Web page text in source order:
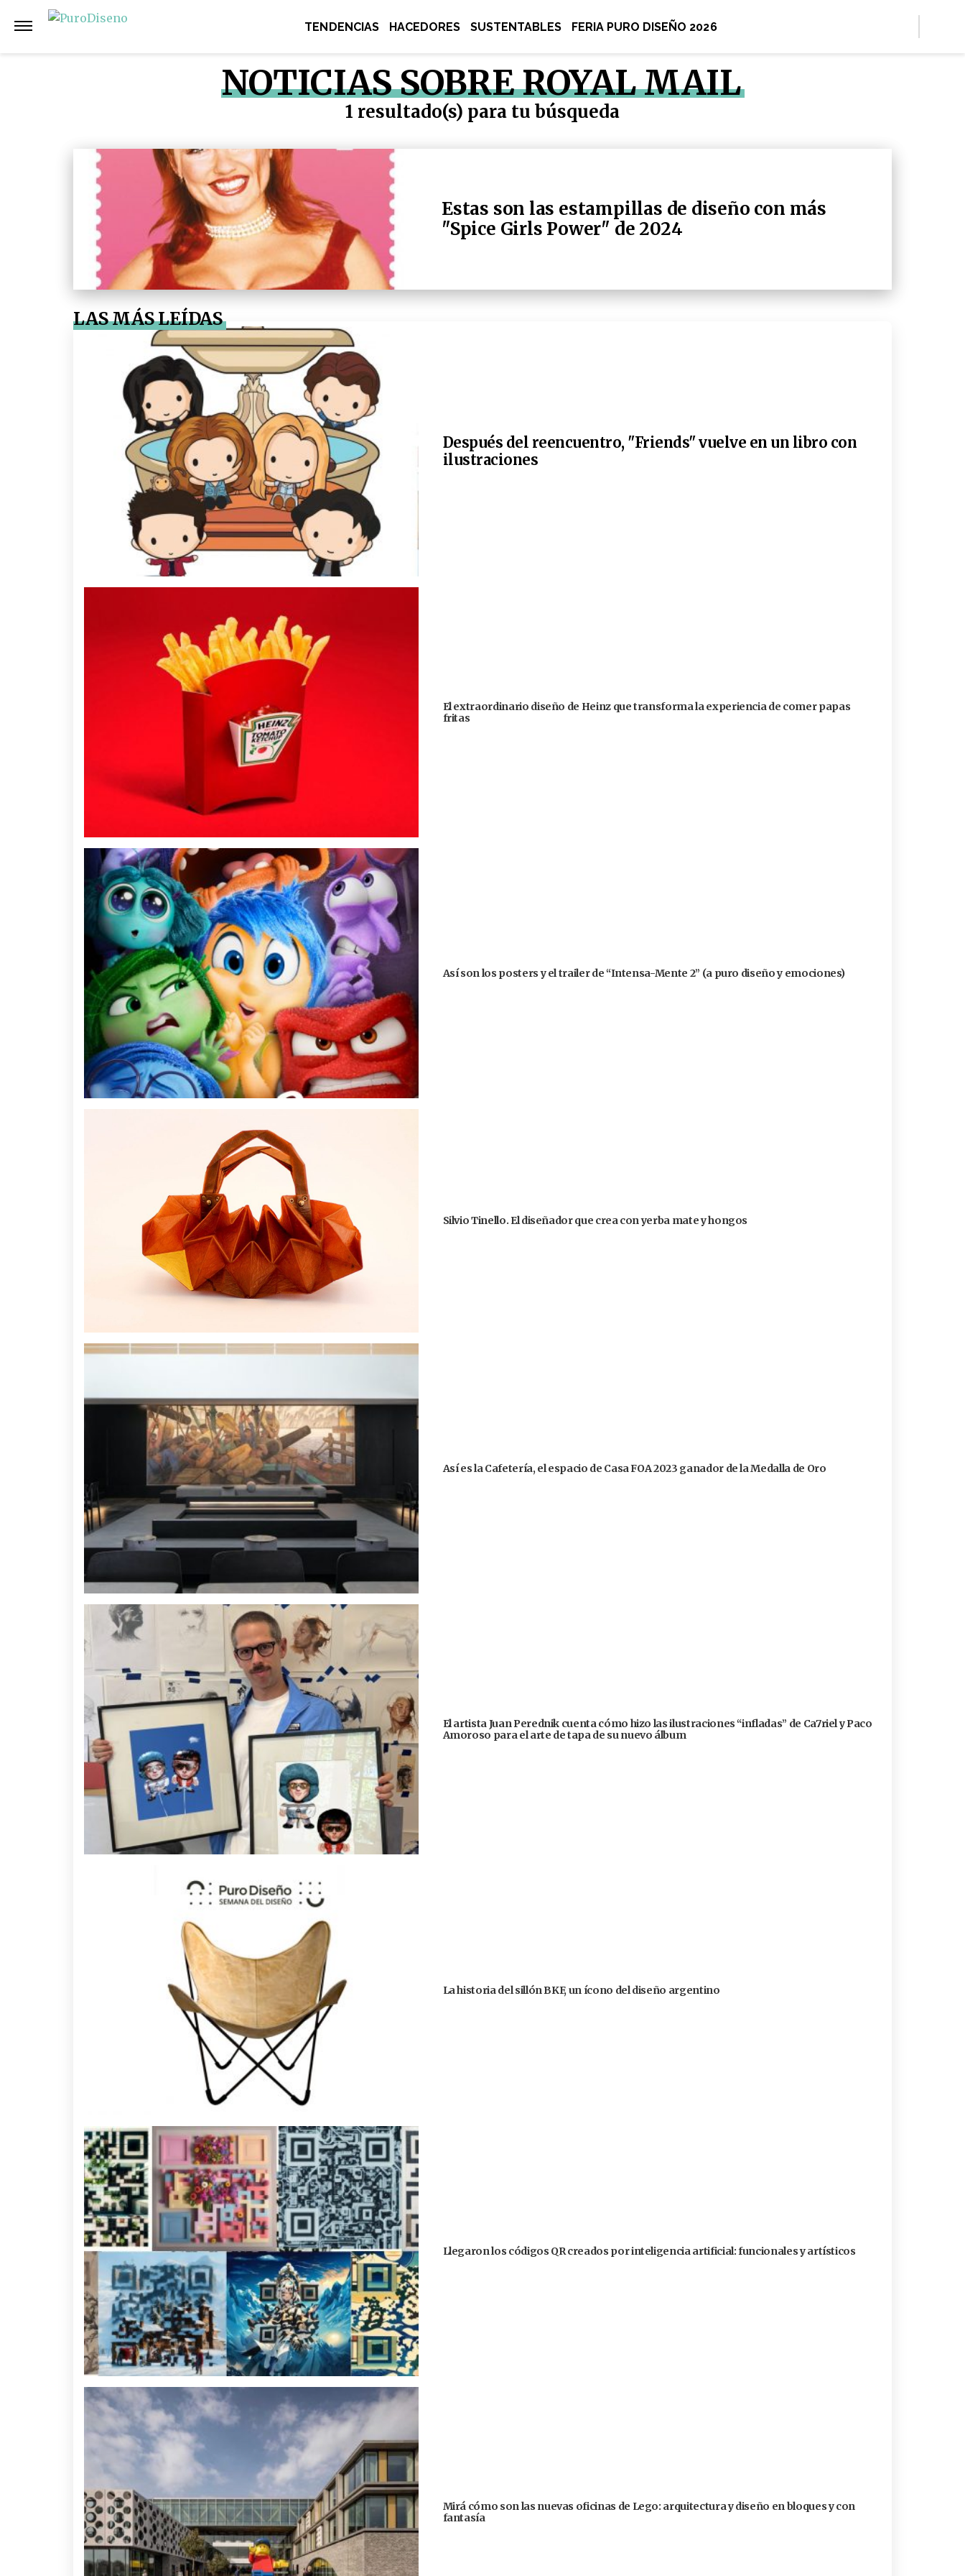
TENDENCIAS HACEDORES SUSTENTABLES FERIA PURO DISEÑO 2026
NOTICIAS SOBRE ROYAL MAIL
1 resultado(s) para tu búsqueda
Estas son las estampillas de diseño con más
"Spice Girls Power" de 2024
LAS MÁS LEÍDAS
Después del reencuentro, "Friends" vuelve en un libro con
ilustraciones
El extraordinario diseño de Heinz que transforma la experiencia de comer papas
fritas
Así son los posters y el trailer de “Intensa-Mente 2” (a puro diseño y emociones)
Silvio Tinello. El diseñador que crea con yerba mate y hongos
Así es la Cafetería, el espacio de Casa FOA 2023 ganador de la Medalla de Oro
El artista Juan Perednik cuenta cómo hizo las ilustraciones “infladas” de Ca7riel y Paco
Amoroso para el arte de tapa de su nuevo álbum
La historia del sillón BKF, un ícono del diseño argentino
Llegaron los códigos QR creados por inteligencia artificial: funcionales y artísticos
Mirá cómo son las nuevas oficinas de Lego: arquitectura y diseño en bloques y con
fantasía